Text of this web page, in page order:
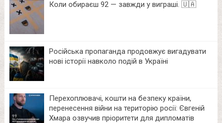
Коли обираєш 92 — завжди у виграші. 🇺🇦
Російська пропаганда продовжує вигадувати
нові історії навколо подій в Україні
Перехоплювачі, кошти на безпеку країни,
перенесення війни на територію росії: Євгеній
Хмара озвучив пріоритети для дипломатів